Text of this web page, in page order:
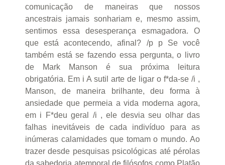
comunicação de maneiras que nossos
ancestrais jamais sonhariam e, mesmo assim,
sentimos essa desesperança esmagadora. O
que está acontecendo, afinal? /p p Se você
também está se fazendo essa pergunta, o livro
de Mark Manson é sua próxima leitura
obrigatória. Em i A sutil arte de ligar o f*da-se /i ,
Manson, de maneira brilhante, deu forma à
ansiedade que permeia a vida moderna agora,
em i F*deu geral /i , ele desvia seu olhar das
falhas inevitáveis de cada indivíduo para as
inúmeras calamidades que tomam o mundo. Ao
trazer desde pesquisas psicológicas até pérolas